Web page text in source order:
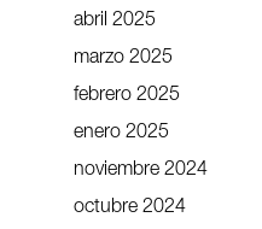
abril 2025
marzo 2025
febrero 2025
enero 2025
noviembre 2024
octubre 2024